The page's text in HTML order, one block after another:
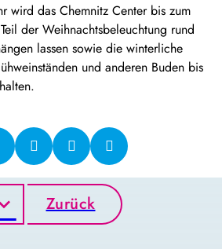
wird das Chemnitz Center bis zum
der Weihnachtsbeleuchtung rund
lassen sowie die winterliche
und anderen Buden bis
Zurück